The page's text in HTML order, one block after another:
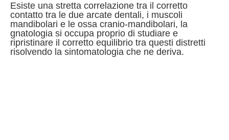
Esiste una stretta correlazione tra il corretto
contatto tra le due arcate dentali, i muscoli
mandibolari e le ossa cranio-mandibolari, la
gnatologia si occupa proprio di studiare e
ripristinare il corretto equilibrio tra questi distretti
risolvendo la sintomatologia che ne deriva.